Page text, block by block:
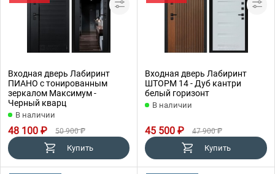
Входная дверь Лабиринт
ПИАНО с тонированным
зеркалом Максимум -
Черный кварц
В наличии
48 100 ₽ 50 900 ₽
Купить
Входная дверь Лабиринт
ШТОРМ 14 - Дуб кантри
белый горизонт
В наличии
45 500 ₽ 47 900 ₽
Купить